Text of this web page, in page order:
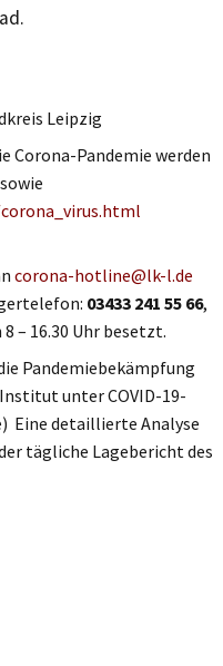
Leipzig
Corona-Pandemie werden
sowie
corona-hotline@lk-l.de
03433 241 55 66,
– 16.30 Uhr besetzt.
Pandemiebekämpfung
unter COVID-19-
Eine detaillierte Analyse
tägliche Lagebericht des